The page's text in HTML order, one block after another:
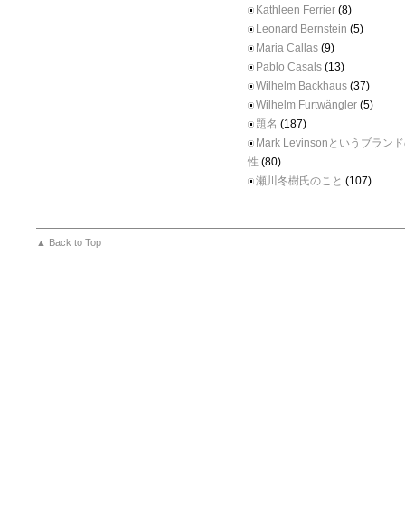
Kathleen Ferrier (8)
Leonard Bernstein (5)
Maria Callas (9)
Pablo Casals (13)
Wilhelm Backhaus (37)
Wilhelm Furtwängler (5)
題名 (187)
Mark Levinsonというブラン
性 (80)
瀬川冬樹氏のこと (107)
▲ Back to Top